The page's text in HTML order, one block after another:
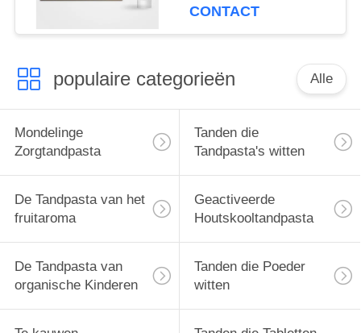
CONTACT
populaire categorieën Alle
Mondelinge
Zorgtandpasta
Tanden die
Tandpasta's witten
De Tandpasta van het
fruitaroma
Geactiveerde
Houtskooltandpasta
De Tandpasta van
organische Kinderen
Tanden die Poeder
witten